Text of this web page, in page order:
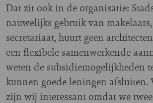
Dat zit ook in de organisatie:
nauwelijks gebruik van
secretariaat, huurt geen
een flexibele samenwerkende
weten de subsidiemogelijkheden
kunnen goede leningen afsluiten.
zijn wij interessant omdat we twee